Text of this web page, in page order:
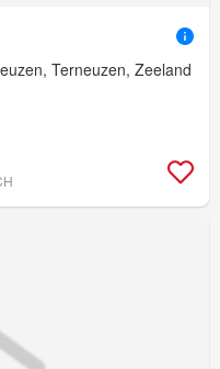
Terneuzen, Zeeland